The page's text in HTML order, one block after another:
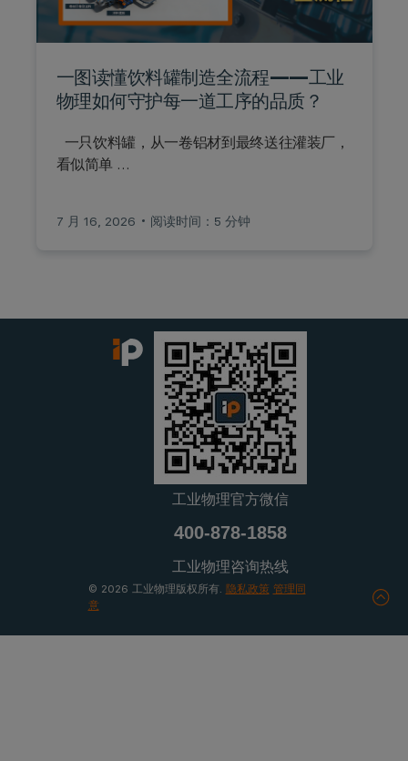
一图读懂饮料罐制造全流程——工业
物理如何守护每一道工序的品质？
一只饮料罐，从一卷铝材到最终送往灌装厂，
看似简单 …
7 月 16, 2026 阅读时间：5 分钟
工业物理官方微信
400-878-1858
工业物理咨询热线
© 2026 工业物理版权所有. 隐私政策 管理同
意